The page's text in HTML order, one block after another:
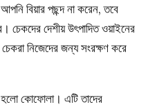
বিয়ার পছন্দ না করেন, তবে
চেকদের দেশীয় উৎপাদিত ওয়াইনের
নিজেদের জন্য সংরক্ষণ করে
কোফোলা। এটি তাদের